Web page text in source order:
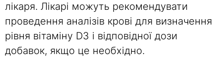
лікаря. Лікарі можуть рекомендувати
проведення аналізів крові для визначення
рівня вітаміну D3 і відповідної дози
добавок, якщо це необхідно.